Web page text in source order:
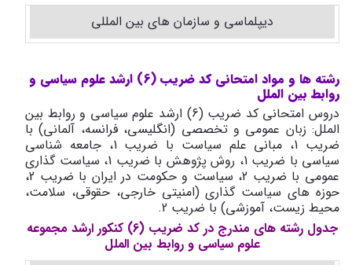
دیپلماسی و سازمان های بین المللی
رشته ها و مواد امتحانی کد ضریب (6) ارشد علوم سیاسی و
روابط بین الملل
دروس امتحانی کد ضریب (6) ارشد علوم سیاسی و روابط بین
الملل: زبان عمومی و تخصصی (انگلیسی، فرانسه، آلمانی) با
ضریب 1، مبانی علم سیاست با ضریب 1، جامعه شناسی
سیاسی با ضریب 1، روش پژوهش با ضریب 1، سیاست گذاری
عمومی با ضریب 2، سیاست و حکومت در ایران با ضریب 2،
حوزه های سیاست گذاری (امنیتی خارجی، حقوقی، سلامت،
محیط زیست، آموزشی) با ضریب 2.
جدول رشته های مندرج در کد ضریب (6) کنکور ارشد مجموعه
علوم سیاسی و روابط بین الملل